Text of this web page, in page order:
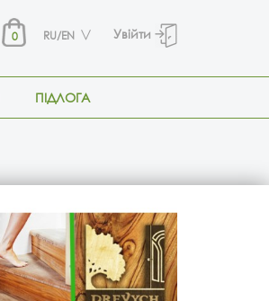
0 RU/EN Увійти
ПІДЛОГА